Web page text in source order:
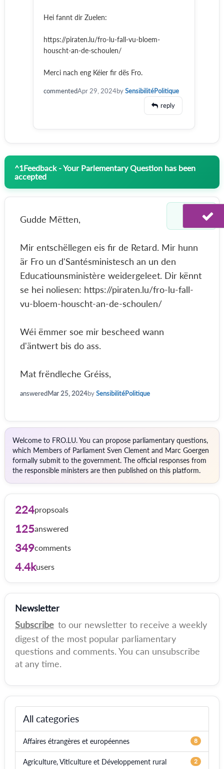
Hei fannt dir Zuelen:
https://piraten.lu/fro-lu-fall-vu-bloem-
houscht-an-de-schoulen/
Merci nach eng Kéier fir dës Fro.
commentedApr 29, 2024bySensibilitéPolitique
reply
^1Feedback - Your Parlementary Question has been
accepted
Gudde Mëtten,
Mir entschëllegen eis fir de Retard. Mir hunn
är Fro un d'Santésministesch an un den
Educatiounsministère weidergeleet. Dir kënnt
se hei noliesen: https://piraten.lu/fro-lu-fall-
vu-bloem-houscht-an-de-schoulen/
Wéi ëmmer soe mir bescheed wann
d'äntwert bis do ass.
Mat frëndleche Gréiss,
answeredMar 25, 2024bySensibilitéPolitique
Welcome to FRO.LU. You can propose parliamentary questions,
which Members of Parliament Sven Clement and Marc Goergen
formally submit to the government. The official responses from
the responsible ministers are then published on this platform.
224propsoals
125answered
349comments
4.4kusers
Newsletter
Subscribe to our newsletter to receive a weekly
digest of the most popular parliamentary
questions and comments. You can unsubscribe
at any time.
All categories
Affaires étrangères et européennes 8
Agriculture, Viticulture et Développement rural 2